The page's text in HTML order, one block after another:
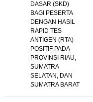
DASAR (SKD)
BAGI PESERTA
DENGAN HASIL
RAPID TES
ANTIGEN (RTA)
POSITIF PADA
PROVINSI RIAU,
SUMATRA
SELATAN, DAN
SUMATRA BARAT